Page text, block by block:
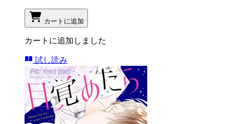
カートに追加
カートに追加しました
試し読み